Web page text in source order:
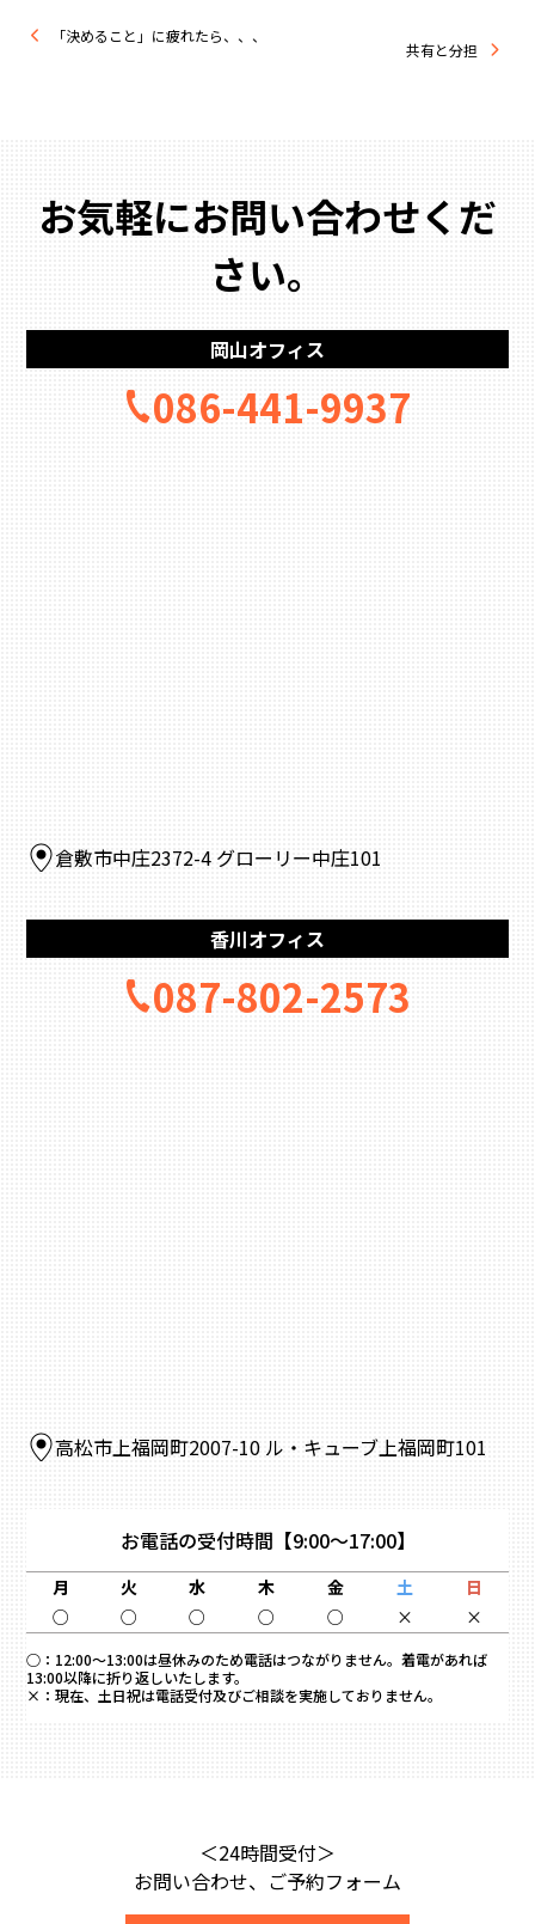
「決めること」に疲れたら、、、
共有と分担
お気軽にお問い合わせくだ
さい。
岡山オフィス
086-441-9937
倉敷市中庄2372-4 グローリー中庄101
香川オフィス
087-802-2573
高松市上福岡町2007-10 ル・キューブ上福岡町101
お電話の受付時間 【9:00～17:00】
月 火 水 木 金 土
日
○
○ ○ ○ ○ × ×
○： 12:00～13:00は昼休みのため電話はつながりません。着電があれば
13:00以降に折り返しいたします。
×： 現在、土日祝は電話受付及びご相談を実施しておりません。
＜24時間受付＞
お問い合わせ、ご予約フォーム